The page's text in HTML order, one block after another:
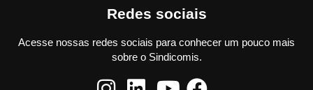
Redes sociais
Acesse nossas redes sociais para conhecer um pouco mais
sobre o Sindicomis.